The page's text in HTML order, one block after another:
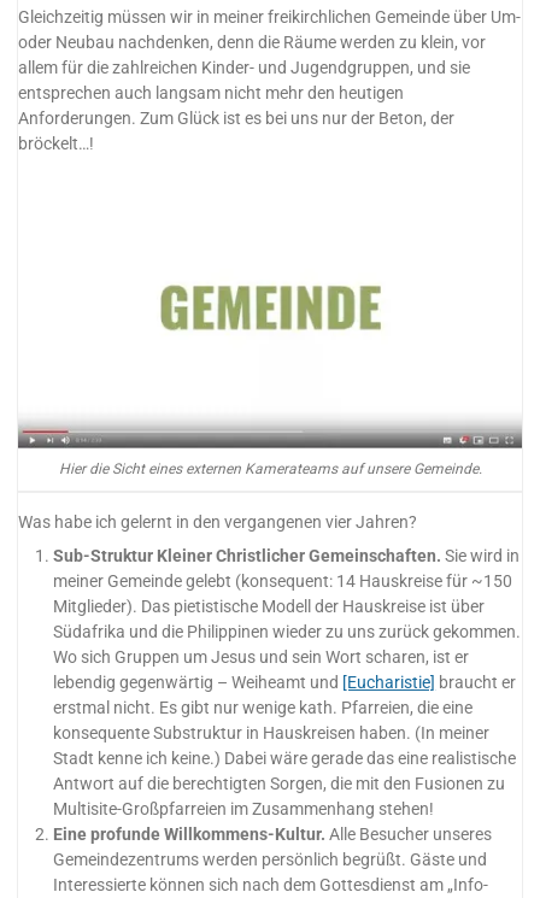
Gleichzeitig müssen wir in meiner freikirchlichen Gemeinde über Um-
oder Neubau nachdenken, denn die Räume werden zu klein, vor
allem für die zahlreichen Kinder- und Jugendgruppen, und sie
entsprechen auch langsam nicht mehr den heutigen
Anforderungen. Zum Glück ist es bei uns nur der Beton, der
bröckelt…!
Hier die Sicht eines externen Kamerateams auf unsere Gemeinde.
Was habe ich gelernt in den vergangenen vier Jahren?
Sub-Struktur Kleiner Christlicher Gemeinschaften. Sie wird in
meiner Gemeinde gelebt (konsequent: 14 Hauskreise für ~150
Mitglieder). Das pietistische Modell der Hauskreise ist über
Südafrika und die Philippinen wieder zu uns zurück gekommen.
Wo sich Gruppen um Jesus und sein Wort scharen, ist er
lebendig gegenwärtig – Weiheamt und [Eucharistie] braucht er
erstmal nicht. Es gibt nur wenige kath. Pfarreien, die eine
konsequente Substruktur in Hauskreisen haben. (In meiner
Stadt kenne ich keine.) Dabei wäre gerade das eine realistische
Antwort auf die berechtigten Sorgen, die mit den Fusionen zu
Multisite-Großpfarreien im Zusammenhang stehen!
Eine profunde Willkommens-Kultur. Alle Besucher unseres
Gemeindezentrums werden persönlich begrüßt. Gäste und
Interessierte können sich nach dem Gottesdienst am „Info-